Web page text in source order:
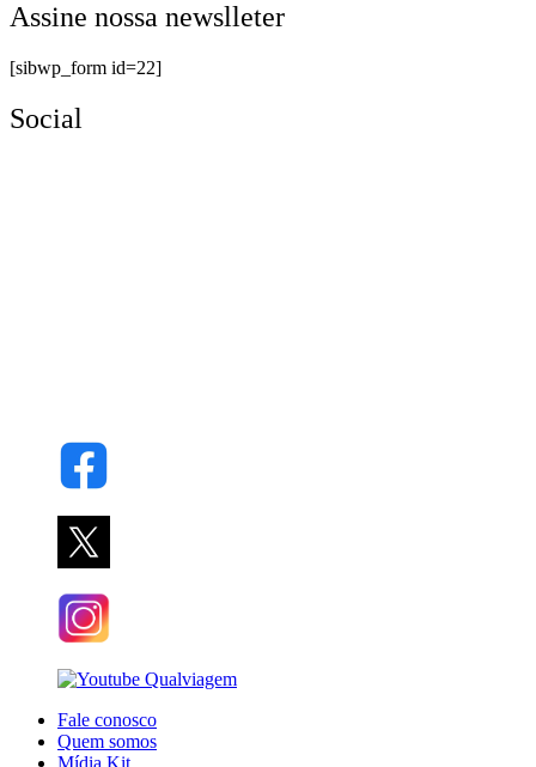
Assine nossa newslleter
[sibwp_form id=22]
Social
Fale conosco
Quem somos
Mídia Kit